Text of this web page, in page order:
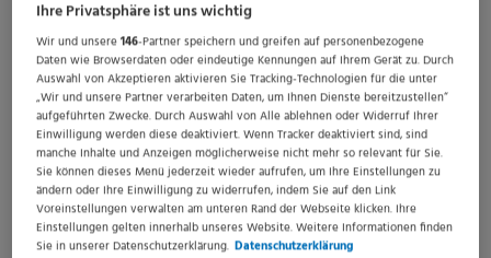
die Universitätsklinik für Urologie
Universitätsklinik für Urologie
Vollzeit, Teilzeit
zum frühestmöglichen Eintrittstermin
Ihre Aufgaben
Die Klinik verfügt derzeit über 40 Betten (Stellenplan
1-5-11) mit angeschlossener Hochschulambulanz.
Ihre Privatsphäre ist uns wichtig
Wir und unsere146-Partner speichern und greifen auf personenbezogene
Daten wie Browserdaten oder eindeutige Kennungen auf Ihrem Gerät zu. Durch
Auswahl von Akzeptieren aktivieren Sie Tracking-Technologien für die unter
„Wir und unsere Partner verarbeiten Daten, um Ihnen Dienste bereitzustellen“
aufgeführten Zwecke. Durch Auswahl von Alle ablehnen oder Widerruf Ihrer
Einwilligung werden diese deaktiviert. Wenn Tracker deaktiviert sind, sind
manche Inhalte und Anzeigen möglicherweise nicht mehr so relevant für Sie.
Sie können dieses Menü jederzeit wieder aufrufen, um Ihre Einstellungen zu
ändern oder Ihre Einwilligung zu widerrufen, indem Sie auf den Link
Voreinstellungen verwalten am unteren Rand der Webseite klicken. Ihre
Einstellungen gelten innerhalb unseres Website. Weitere Informationen finden
Sie in unserer Datenschutzerklärung. Datenschutzerklärung